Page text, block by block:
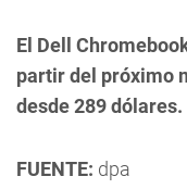
El Dell
partir del próximo
desde 289 dólares.
FUENTE: dpa